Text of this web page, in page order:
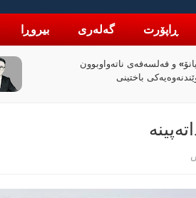
ڕاپۆرت گەلەری بیروڕا
خۆتەعریبکردن لە باشووری